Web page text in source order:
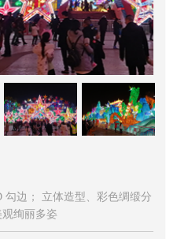
边； 立体造型、彩色绸缎分
绚丽多姿